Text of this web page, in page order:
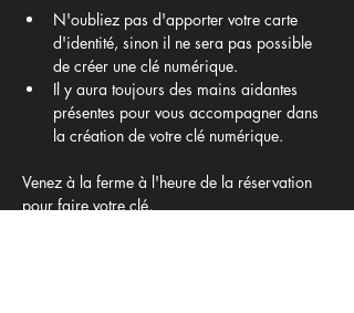
N'oubliez pas d'apporter votre carte
d'identité, sinon il ne sera pas possible
de créer une clé numérique.
Il y aura toujours des mains aidantes
présentes pour vous accompagner dans
la création de votre clé numérique.
Venez à la ferme à l'heure de la réservation
pour faire votre clé.